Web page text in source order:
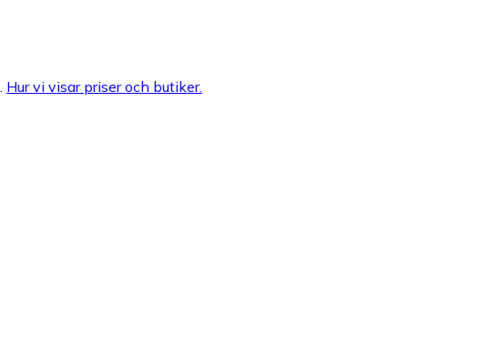
Hur vi visar priser och butiker.